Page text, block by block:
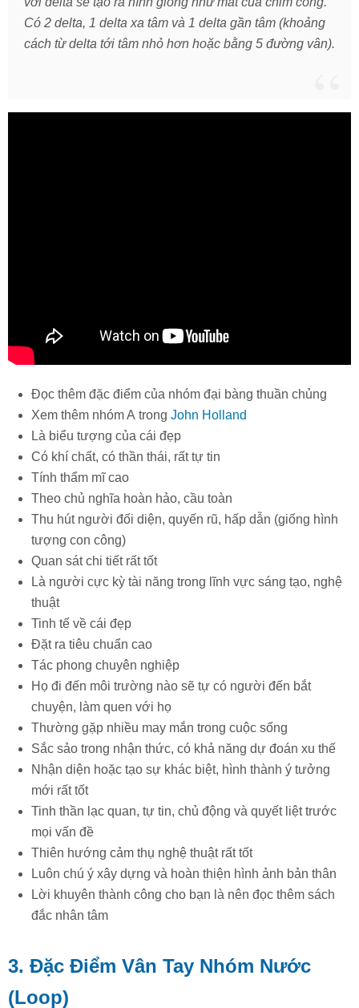
Có 2 delta, 1 delta xa tâm và 1 delta gần tâm (khoảng
cách từ delta tới tâm nhỏ hơn hoặc bằng 5 đường vân).
Đọc thêm đặc điểm của nhóm đại bàng thuần chủng
Xem thêm nhóm A trong John Holland
Là biểu tượng của cái đẹp
Có khí chất, có thần thái, rất tự tin
Tính thẩm mĩ cao
Theo chủ nghĩa hoàn hảo, cầu toàn
Thu hút người đối diện, quyến rũ, hấp dẫn (giống hình
tượng con công)
Quan sát chi tiết rất tốt
Là người cực kỳ tài năng trong lĩnh vực sáng tạo, nghệ
thuật
Tinh tế về cái đẹp
Đặt ra tiêu chuẩn cao
Tác phong chuyên nghiệp
Họ đi đến môi trường nào sẽ tự có người đến bắt
chuyện, làm quen với họ
Thường gặp nhiều may mắn trong cuộc sống
Sắc sảo trong nhận thức, có khả năng dự đoán xu thế
Nhận diện hoặc tạo sự khác biệt, hình thành ý tưởng
mới rất tốt
Tinh thần lạc quan, tự tin, chủ động và quyết liệt trước
mọi vấn đề
Thiên hướng cảm thụ nghệ thuật rất tốt
Luôn chú ý xây dựng và hoàn thiện hình ảnh bản thân
Lời khuyên thành công cho bạn là nên đọc thêm sách
đắc nhân tâm
3. Đặc Điểm Vân Tay Nhóm Nước
(Loop)